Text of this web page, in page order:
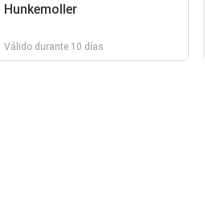
Hunkemoller
Válido durante 10 días